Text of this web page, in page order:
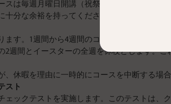
スは毎週月曜日開講（祝祭日を除く）。その
十分な余裕を持ってください。ビザの確認は
ます。1週間から4週間のコースの場合、祝祭
2週間とイースターの全週を休校とします。
、休暇を理由に一時的にコースを中断する場
スト
ェックテストを実施します。このテストは、